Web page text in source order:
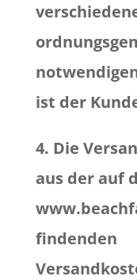
ist der
4. Die
aus der auf
findenden